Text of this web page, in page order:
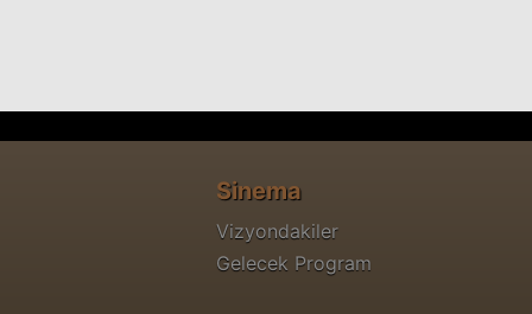
Sinema
Vizyondakiler
Gelecek Program